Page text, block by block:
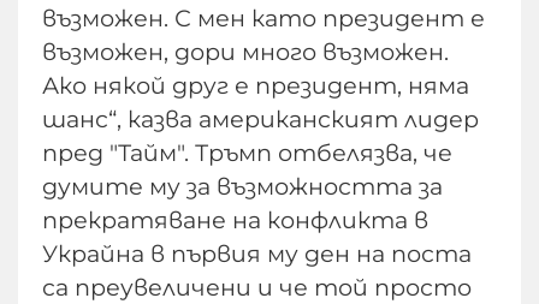
възможен. С мен като президент е
възможен, дори много възможен.
Ако някой друг е президент, няма
шанс“, казва американският лидер
пред "Тайм". Тръмп отбелязва, че
думите му за възможността за
прекратяване на конфликта в
Украйна в първия му ден на поста
са преувеличени и че той просто